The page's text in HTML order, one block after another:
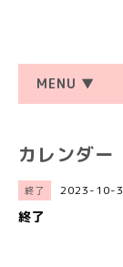
MENU ▼
カレンダー
終了 2023-10-
終了